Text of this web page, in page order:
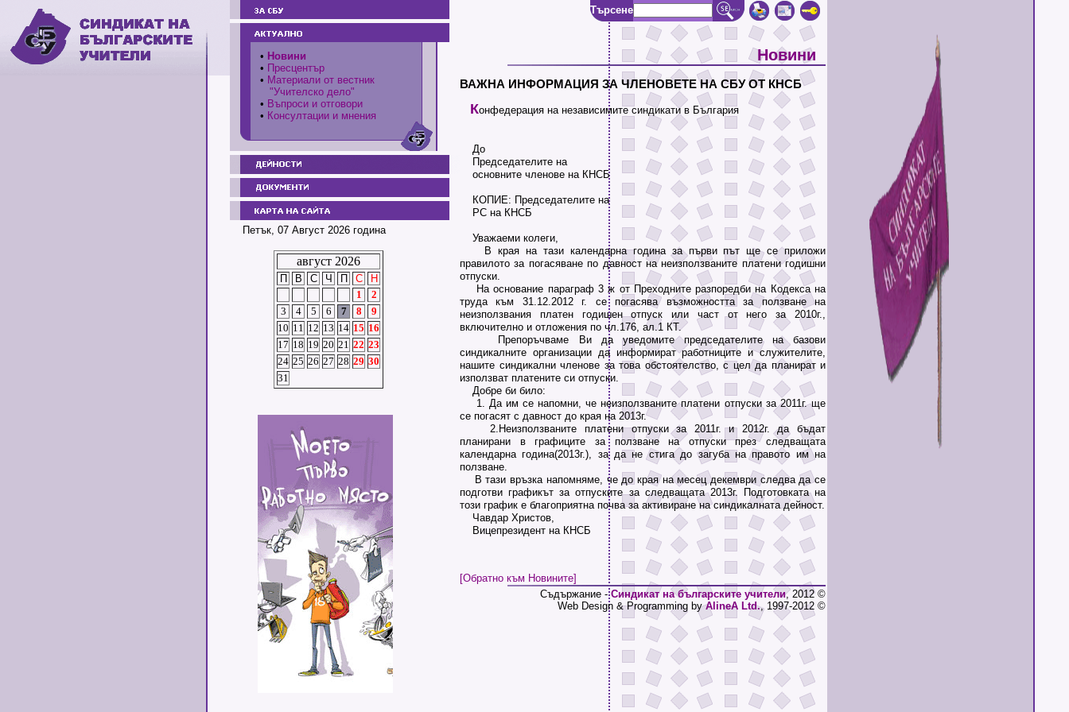
• Новини
• Пресцентър
• Материали от вестник
"Учителско дело"
• Въпроси и отговори
• Консултации и мнения
Петък, 07 Август 2026 година
август 2026
П В С Ч П С
Н
1
2
3
4 5 6 7 8
9
10 11 12 13 14 15 16
17 18 19 20 21 22 23
24 25 26 27 28 29 30
31
Търсене
Новини
ВАЖНА ИНФОРМАЦИЯ ЗА ЧЛЕНОВЕТЕ НА СБУ ОТ КНСБ
Конфедерация на независимите синдикати в България
До
Председателите на
основните членове на КНСБ
КОПИЕ: Председателите на
РС на КНСБ
Уважаеми колеги,
В края на тази календарна година за първи път ще се приложи
правилото за погасяване по давност на неизползваните платени годишни
отпуски.
На основание параграф 3 ж от Преходните разпоредби на Кодекса на
труда към 31.12.2012 г. се погасява възможността за ползване на
неизползвания платен годишен отпуск или част от него за 2010г.,
включително и отложения по чл.176, ал.1 КТ.
Препоръчваме Ви да уведомите председателите на базови
синдикалните организации да информират работниците и служителите,
нашите синдикални членове за това обстоятелство, с цел да планират и
използват платените си отпуски.
Добре би било:
1. Да им се напомни, че неизползваните платени отпуски за 2011г. ще
се погасят с давност до края на 2013г.
2.Неизползваните платени отпуски за 2011г. и 2012г. да бъдат
планирани в графиците за ползване на отпуски през следващата
календарна година(2013г.), за да не стига до загуба на правото им на
ползване.
В тази връзка напомняме, че до края на месец декември следва да се
подготви графикът за отпуските за следващата 2013г. Подготовката на
този график е благоприятна почва за активиране на синдикалната дейност.
Чавдар Христов,
Вицепрезидент на КНСБ
[Обратно към Новините]
Съдържание -Синдикат на българските учители, 2012 ©
Web Design & Programming byAlineA Ltd., 1997-2012 ©